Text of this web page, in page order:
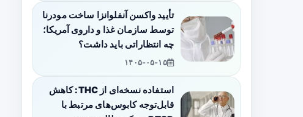
تأیید واکسن آنفلوانزا ساخت مودرنا
توسط سازمان غذا و داروی آمریکا؛
چه انتظاراتی باید داشت؟
۱۴۰۵-۰۵-۱۵
استفاده نسخه‌ای از THC: کاهش
قابل‌توجه کابوس‌های مرتبط با